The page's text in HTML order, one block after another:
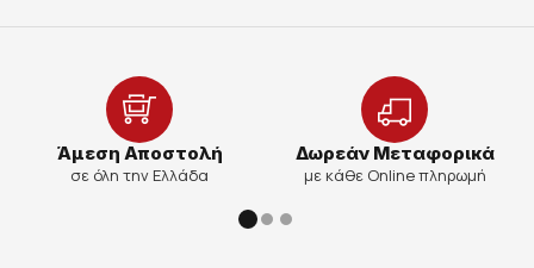
Άμεση Αποστολή
σε όλη την Ελλάδα
Δωρεάν Μεταφορικά
με κάθε Online πληρωμή